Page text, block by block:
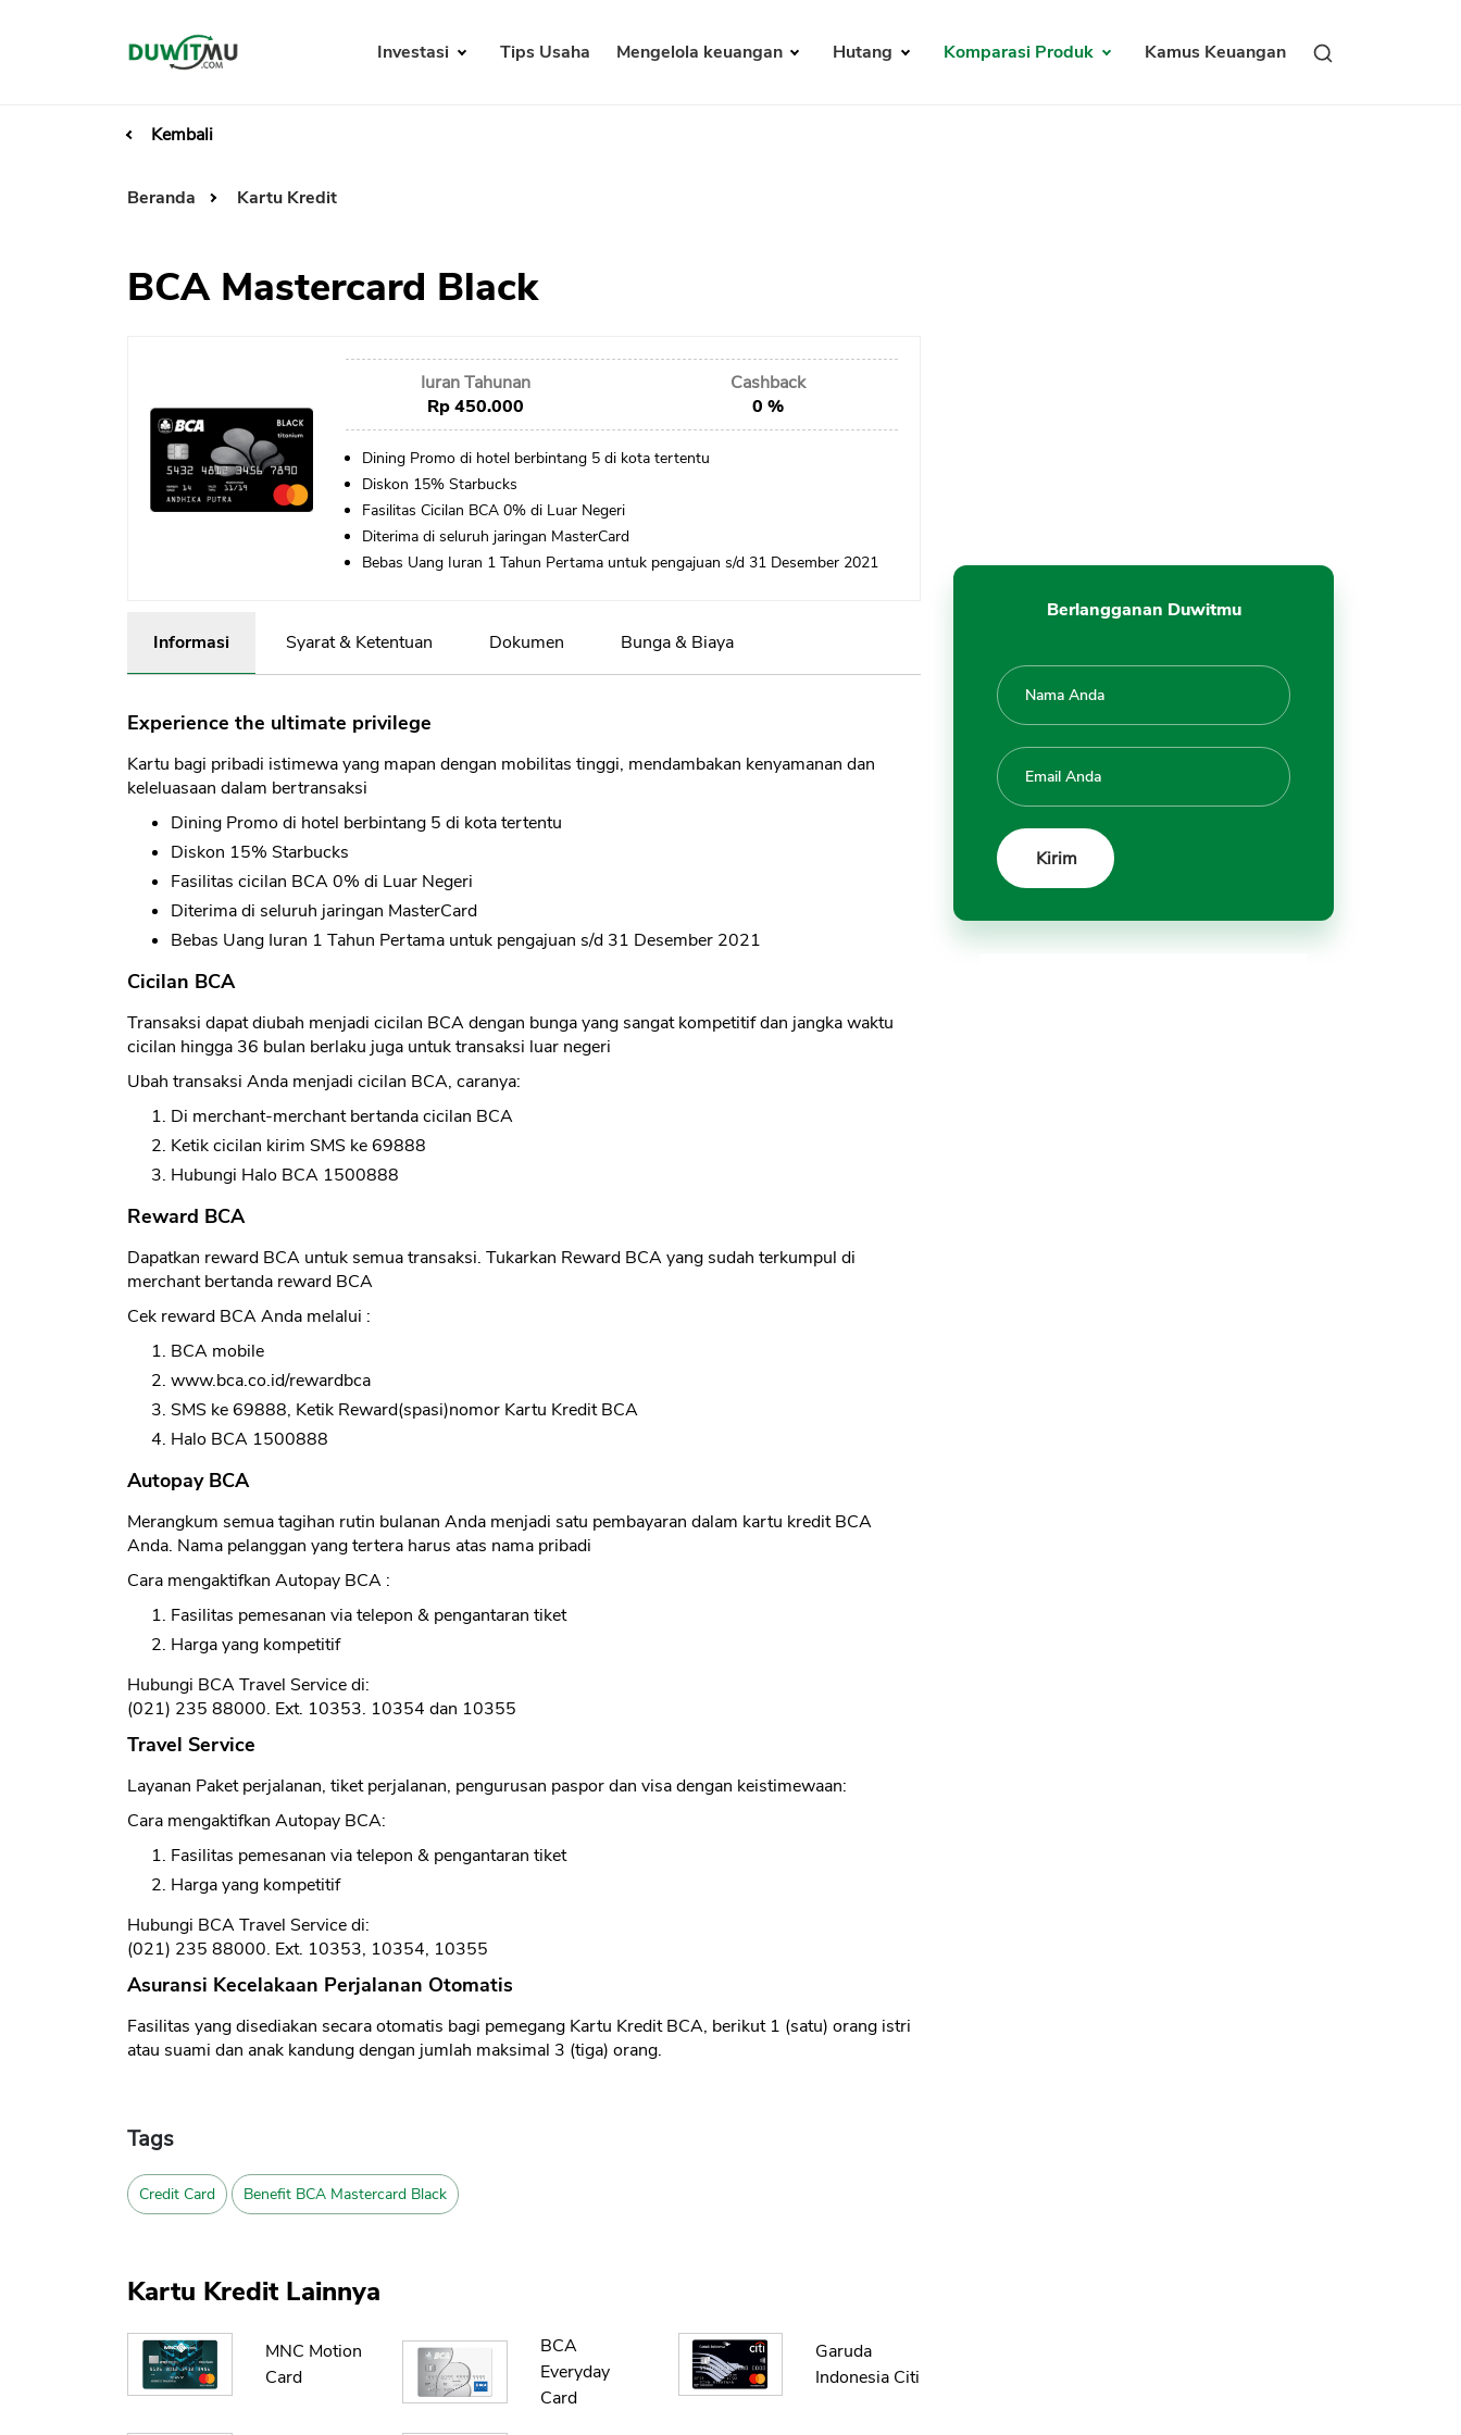
Investasi Tips Usaha Mengelola keuangan Hutang Komparasi Produk Kamus Keuangan
Kembali
Beranda Kartu Kredit
BCA Mastercard Black
Iuran Tahunan
Rp 450.000
Cashback
0 %
Dining Promo di hotel berbintang 5 di kota tertentu
Diskon 15% Starbucks
Fasilitas Cicilan BCA 0% di Luar Negeri
Diterima di seluruh jaringan MasterCard
Bebas Uang Iuran 1 Tahun Pertama untuk pengajuan s/d 31 Desember 2021
Informasi Syarat & Ketentuan Dokumen Bunga & Biaya
Experience the ultimate privilege
Kartu bagi pribadi istimewa yang mapan dengan mobilitas tinggi, mendambakan kenyamanan dan
keleluasaan dalam bertransaksi
Dining Promo di hotel berbintang 5 di kota tertentu
Diskon 15% Starbucks
Fasilitas cicilan BCA 0% di Luar Negeri
Diterima di seluruh jaringan MasterCard
Bebas Uang Iuran 1 Tahun Pertama untuk pengajuan s/d 31 Desember 2021
Cicilan BCA
Transaksi dapat diubah menjadi cicilan BCA dengan bunga yang sangat kompetitif dan jangka waktu
cicilan hingga 36 bulan berlaku juga untuk transaksi luar negeri
Ubah transaksi Anda menjadi cicilan BCA, caranya:
Di merchant-merchant bertanda cicilan BCA
Ketik cicilan kirim SMS ke 69888
Hubungi Halo BCA 1500888
Reward BCA
Dapatkan reward BCA untuk semua transaksi. Tukarkan Reward BCA yang sudah terkumpul di
merchant bertanda reward BCA
Cek reward BCA Anda melalui :
BCA mobile
www.bca.co.id/rewardbca
SMS ke 69888, Ketik Reward(spasi)nomor Kartu Kredit BCA
Halo BCA 1500888
Autopay BCA
Merangkum semua tagihan rutin bulanan Anda menjadi satu pembayaran dalam kartu kredit BCA
Anda. Nama pelanggan yang tertera harus atas nama pribadi
Cara mengaktifkan Autopay BCA :
Fasilitas pemesanan via telepon & pengantaran tiket
Harga yang kompetitif
Hubungi BCA Travel Service di:
(021) 235 88000. Ext. 10353. 10354 dan 10355
Travel Service
Layanan Paket perjalanan, tiket perjalanan, pengurusan paspor dan visa dengan keistimewaan:
Cara mengaktifkan Autopay BCA:
Fasilitas pemesanan via telepon & pengantaran tiket
Harga yang kompetitif
Hubungi BCA Travel Service di:
(021) 235 88000. Ext. 10353, 10354, 10355
Asuransi Kecelakaan Perjalanan Otomatis
Fasilitas yang disediakan secara otomatis bagi pemegang Kartu Kredit BCA, berikut 1 (satu) orang istri
atau suami dan anak kandung dengan jumlah maksimal 3 (tiga) orang.
Tags
Credit Card Benefit BCA Mastercard Black
Kartu Kredit Lainnya
MNC Motion
Card
BCA
Everyday
Card
Garuda
Indonesia Citi
Berlangganan Duwitmu